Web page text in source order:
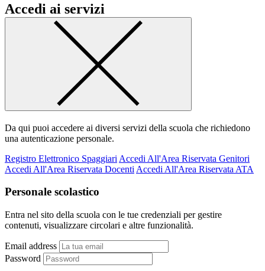
Accedi ai servizi
Da qui puoi accedere ai diversi servizi della scuola che richiedono
una autenticazione personale.
Registro Elettronico Spaggiari Accedi All'Area Riservata Genitori
Accedi All'Area Riservata Docenti Accedi All'Area Riservata ATA
Personale scolastico
Entra nel sito della scuola con le tue credenziali per gestire
contenuti, visualizzare circolari e altre funzionalità.
Email address
Password